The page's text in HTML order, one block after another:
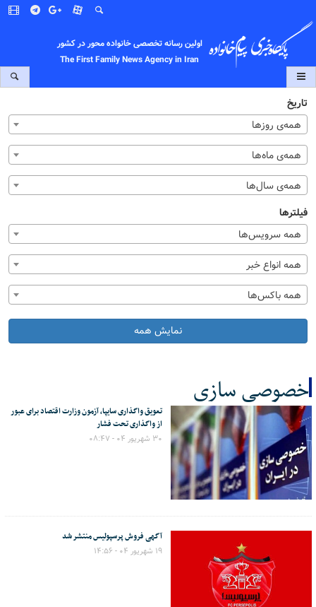
اولین رسانه تخصصی خانواده محور در کشور
The First Family News Agency in Iran
تاریخ
همه‌ی روزها
همه‌ی ماه‌ها
همه‌ی سال‌ها
فیلترها
همه سرویس‌ها
همه انواع خبر
همه باکس‌ها
نمایش همه
خصوصی سازی
کل اخبار:6
تعویق واگذاری سایپا، آزمون وزارت اقتصاد برای عبور
از واگذاری تحت فشار
۳۰ شهریور ۰۴ - ۰۸:۴۷
آگهی فروش پرسپولیس منتشر شد
۱۹ شهریور ۰۴ - ۱۴:۵۶